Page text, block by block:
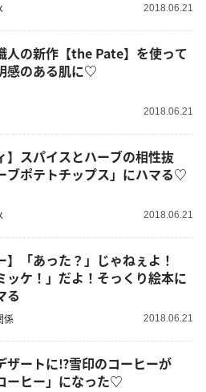
2018.06.21
人の新作【the Pate】を使って
感のある肌に♡
2018.06.21
】スパイスとハーブの相性抜
ブポテトチップス」にハマる♡
2018.06.21
】「あった？」じゃねぇよ！
ッケ！」だよ！そっくり絵本に
る
係 2018.06.21
ザートに⁉︎雪印のコーヒーが
ーヒー」になった♡